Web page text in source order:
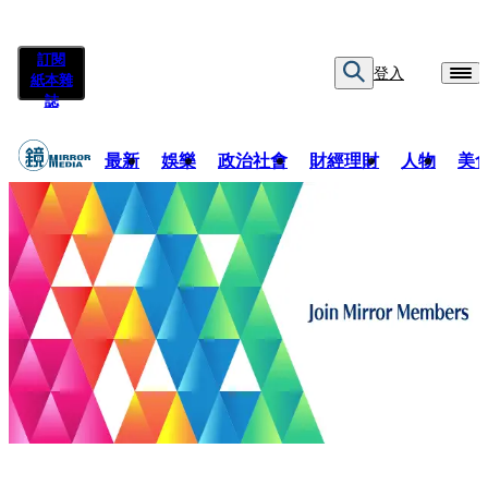
訂閱
紙本雜
誌
登入
最新 娛樂 政治社會 財經理財 人物 美